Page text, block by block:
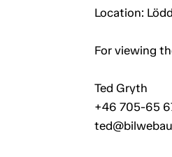
Location:
For viewing
Ted Gryth
+46 705-65